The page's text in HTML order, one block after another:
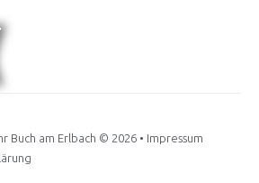
Buch am Erlbach © 2026 • Impressum